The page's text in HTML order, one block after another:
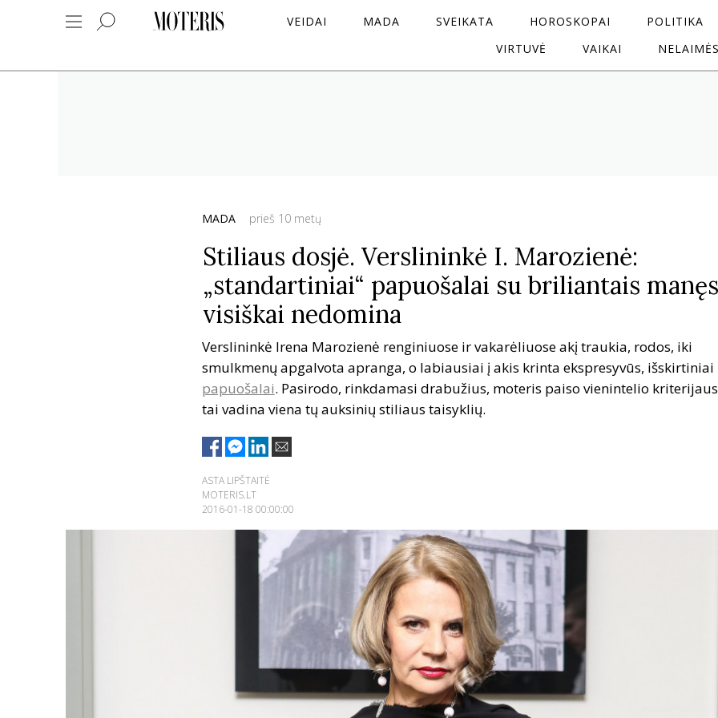
VEIDAI MADA SVEIKATA HOROSKOPAI
POLITIKA
VIRTUVĖ
VAIKAI
MADA prieš 10 metų
Stiliaus dosjė. Verslininkė I. Marozienė:
„standartiniai“ papuošalai su briliantais manęs
visiškai nedomina
Verslininkė Irena Marozienė renginiuose ir vakarėliuose akį traukia, rodos, iki
smulkmenų apgalvota apranga, o labiausiai į akis krinta ekspresyvūs, išskirtiniai
papuošalai. Pasirodo, rinkdamasi drabužius, moteris paiso vienintelio
tai vadina viena tų auksinių stiliaus taisyklių.
ASTA LIPŠTAITĖ
MOTERIS.LT
2016-01-18 00:00:00